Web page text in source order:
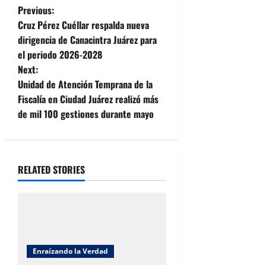
P
o
s
t
n
v
i
Previous:
Cruz Pérez Cuéllar respalda nueva
dirigencia de Canacintra Juárez para
el periodo 2026-2028
Next:
Unidad de Atención Temprana de la
Fiscalía en Ciudad Juárez realizó más
de mil 100 gestiones durante mayo
RELATED STORIES
Enraízando la Verdad